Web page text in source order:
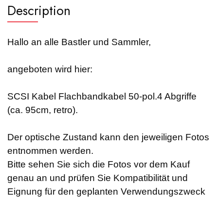
Description
Hallo an alle Bastler und Sammler,
angeboten wird hier:
SCSI Kabel Flachbandkabel 50-pol.4 Abgriffe
(ca. 95cm, retro).
Der optische Zustand kann den jeweiligen Fotos
entnommen werden.
Bitte sehen Sie sich die Fotos vor dem Kauf
genau an und prüfen Sie Kompatibilität und
Eignung für den geplanten Verwendungszweck